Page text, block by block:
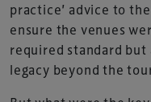
practice’ advice to
ensure the venues
required standard but
legacy beyond the